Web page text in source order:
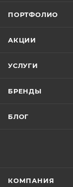
ПОРТФОЛИО
АКЦИИ
УСЛУГИ
БРЕНДЫ
БЛОГ
КОМПАНИЯ